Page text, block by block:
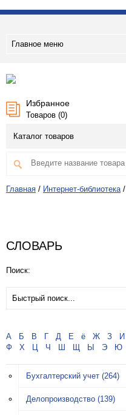
Главное меню
Избранное
Товаров (0)
Каталог товаров
Главная / Интернет-библиотека /
СЛОВАРЬ
Поиск:
А Б В Г Д Е ё Ж З И
Ф
Х Ц Ч Ш Щ Ы Э Ю
Бухгалтерский учет (264)
Делопроизводство (139)